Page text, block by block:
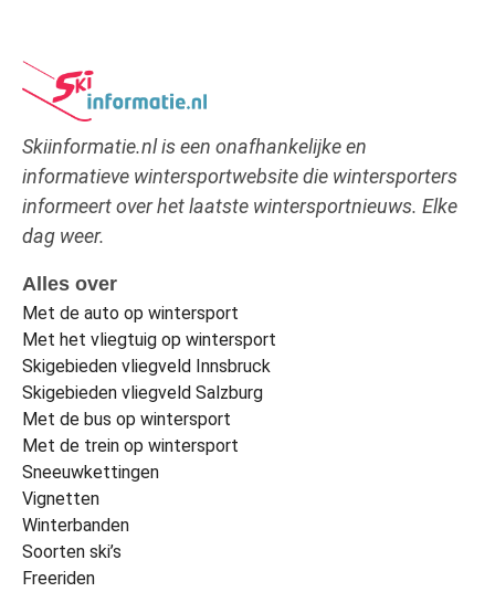
Skiinformatie.nl is een onafhankelijke en
informatieve wintersportwebsite die wintersporters
informeert over het laatste wintersportnieuws. Elke
dag weer.
Alles over
Met de auto op wintersport
Met het vliegtuig op wintersport
Skigebieden vliegveld Innsbruck
Skigebieden vliegveld Salzburg
Met de bus op wintersport
Met de trein op wintersport
Sneeuwkettingen
Vignetten
Winterbanden
Soorten ski’s
Freeriden